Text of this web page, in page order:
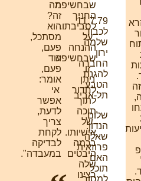
11.7.79
לכבוד
שלמה
החברה
להגנת
הטבע
תל-אביב
שלום,
הנדון:
שאלה
פרוזאית
האם
תוכל
שבחשיפת
החניך
לסביבתו.
על
ההנחה
שבחשיפה
זו
ניתן
לחדור
לתוך
תוכה
של
אישיותו.
בכמה
היבטים
שלה
רצינו
מה
זה?
הוא
מסתכל,
פעם,
עוד
פעם,
אומר:
אי
אפשר
לדעת,
צריך
לקחת
לבדיקה
במעבדה".